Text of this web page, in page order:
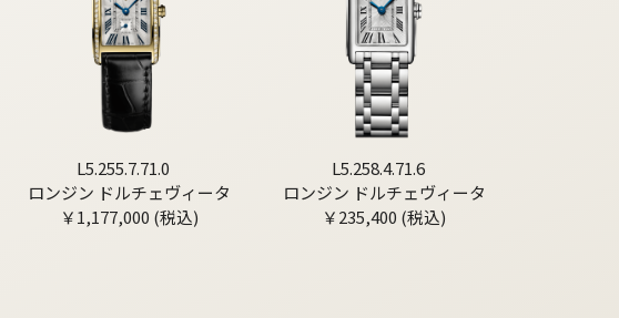
L5.255.7.71.0
ロンジン ドルチェヴィータ
￥1,177,000 (税込)
L5.258.4.71.6
ロンジン ドルチェヴィータ
￥235,400 (税込)